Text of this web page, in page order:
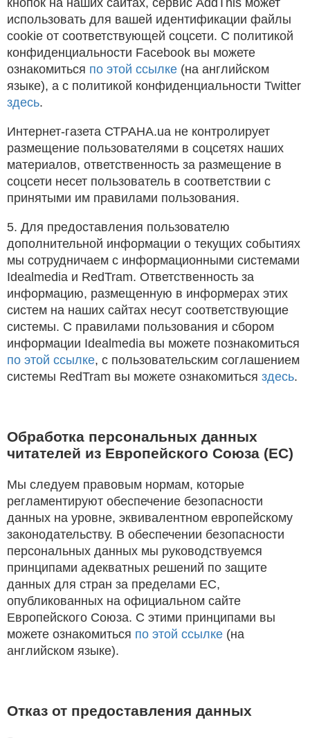
кнопок на наших сайтах, сервис AddThis может
использовать для вашей идентификации файлы
cookie от соответствующей соцсети. С политикой
конфиденциальности Facebook вы можете
ознакомиться по этой ссылке (на английском
языке), а с политикой конфиденциальности Twitter
здесь.
Интернет-газета СТРАНА.ua не контролирует
размещение пользователями в соцсетях наших
материалов, ответственность за размещение в
соцсети несет пользователь в соответствии с
принятыми им правилами пользования.
5. Для предоставления пользователю
дополнительной информации о текущих событиях
мы сотрудничаем с информационными системами
Idealmedia и RedTram. Ответственность за
информацию, размещенную в информерах этих
систем на наших сайтах несут соответствующие
системы. С правилами пользования и сбором
информации Idealmedia вы можете познакомиться
по этой ссылке, с пользовательским соглашением
системы RedTram вы можете ознакомиться здесь.
Обработка персональных данных
читателей из Европейского Союза (ЕС)
Мы следуем правовым нормам, которые
регламентируют обеспечение безопасности
данных на уровне, эквивалентном европейскому
законодательству. В обеспечении безопасности
персональных данных мы руководствуемся
принципами адекватных решений по защите
данных для стран за пределами ЕС,
опубликованных на официальном сайте
Европейского Союза. С этими принципами вы
можете ознакомиться по этой ссылке (на
английском языке).
Отказ от предоставления данных